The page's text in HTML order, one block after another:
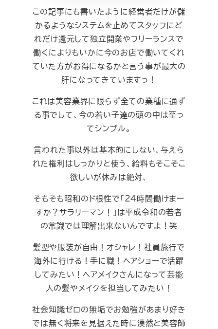
この記事にも書いたように経営者だけが儲
かるようなシステムを止めてスタッフにど
れだけ還元して独立開業やフリーランスで
働くによりもいかに今のお店で働いてくれ
ていた方がお得になるかと言う事が最大の
肝になってきていますっ！
これは美容業界に限らず全ての業種に通ず
る事でして、今の若い子達の頭の中は至っ
てシンプル。
言われた事以外は基本的にしない、与えら
れた権利はしっかりと使う、給料もそこそこ
欲しいが休みは絶対、
そもそも昭和のド根性で「２４時間働けまー
すか？サラリーマン！」は平成令和の若者
の常識では理解出来ないんですよ！笑
髪型や服装が自由！オシャレ！社員旅行で
海外に行ける！手に職！ヘアショーで活躍
してみたい！ヘアメイクさんになって芸能
人の髪やメイクを担当してみたい！
社会知識ゼロの無垢でお勉強があまり好き
では無く将来を見据えた時に漠然と美容師